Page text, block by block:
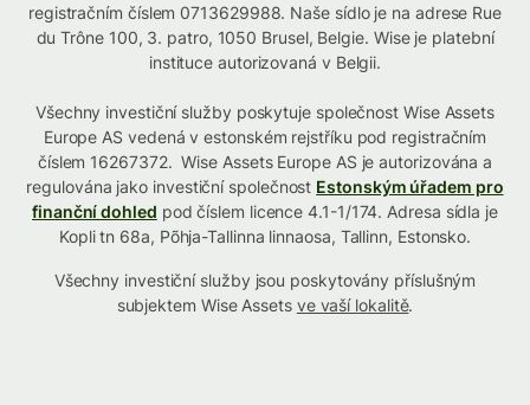
registračním číslem 0713629988. Naše sídlo je na adrese Rue
du Trône 100, 3. patro, 1050 Brusel, Belgie. Wise je platební
instituce autorizovaná v Belgii.
Všechny investiční služby poskytuje společnost Wise Assets
Europe AS vedená v estonském rejstříku pod registračním
číslem 16267372. Wise Assets Europe AS je autorizována a
regulována jako investiční společnost Estonským úřadem pro
finanční dohled pod číslem licence 4.1-1/174. Adresa sídla je
Kopli tn 68a, Põhja-Tallinna linnaosa, Tallinn, Estonsko.
Všechny investiční služby jsou poskytovány příslušným
subjektem Wise Assets ve vaší lokalitě.